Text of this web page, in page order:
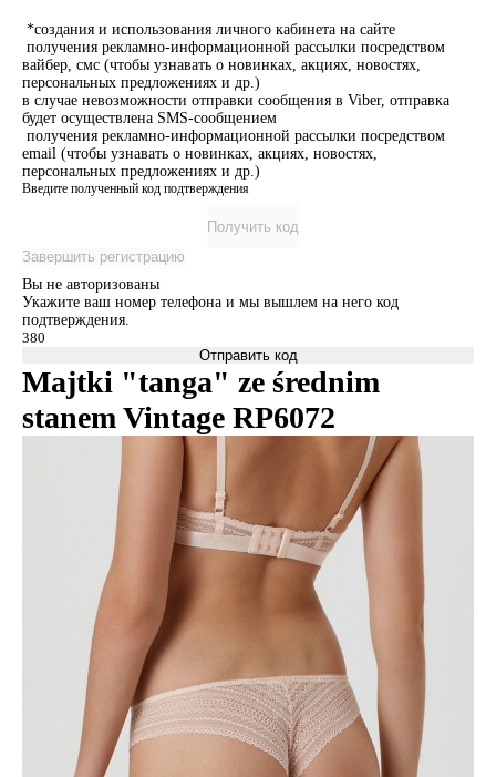
*создания и использования личного кабинета на сайте
получения рекламно-информационной рассылки посредством
вайбер, смс (чтобы узнавать о новинках, акциях, новостях,
персональных предложениях и др.)
в случае невозможности отправки сообщения в Viber, отправка
будет осуществлена SMS-сообщением
получения рекламно-информационной рассылки посредством
email (чтобы узнавать о новинках, акциях, новостях,
персональных предложениях и др.)
Введите полученный код подтверждения
Получить код
Завершить регистрацию
Вы не авторизованы
Укажите ваш номер телефона и мы вышлем на него код
подтверждения.
Отправить код
Majtki "tanga" ze średnim
stanem Vintage RP6072